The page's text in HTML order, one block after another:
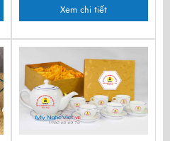
Xem chi tiết